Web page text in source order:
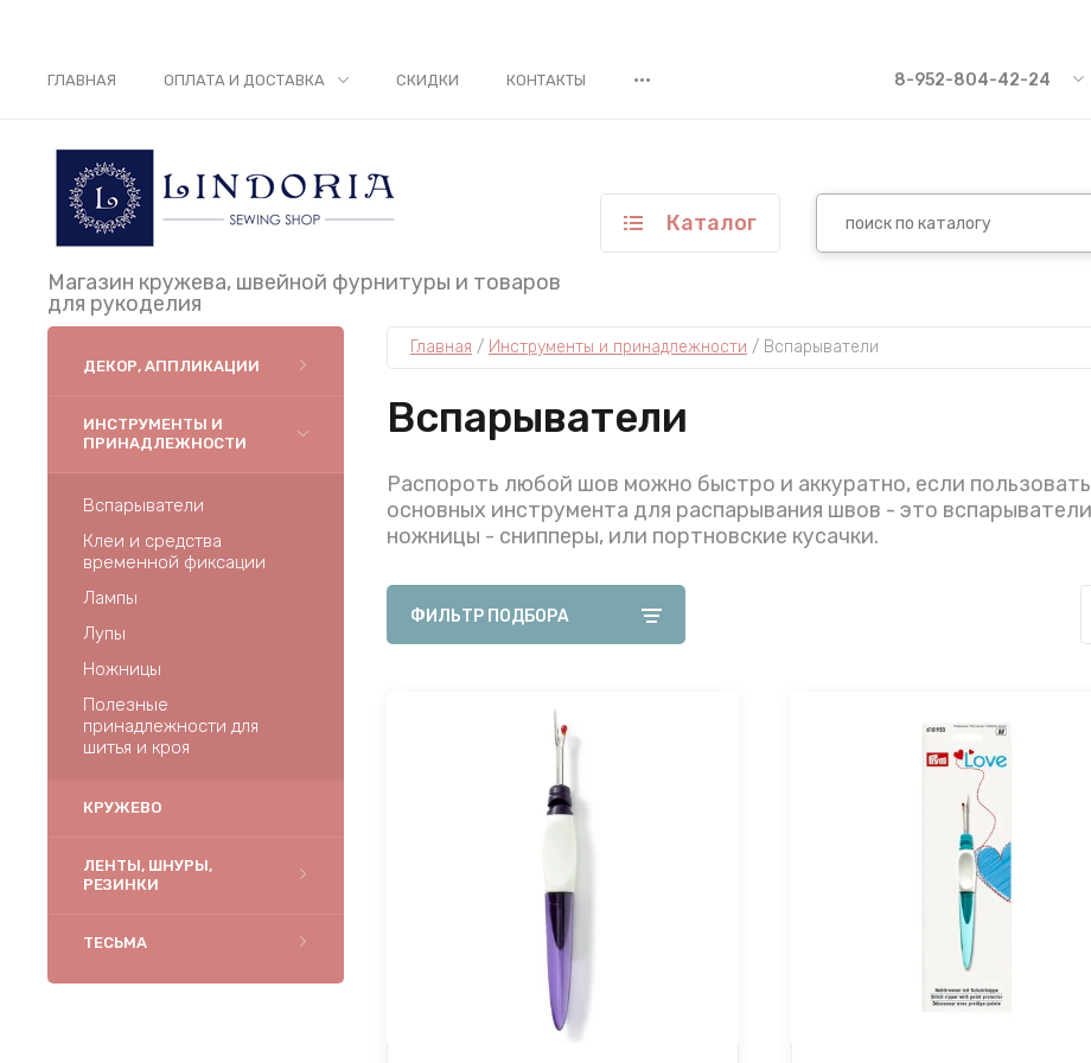
ГЛАВНАЯ ОПЛАТА И ДОСТАВКА СКИДКИ КОНТАКТЫ ••• 8-952-804-42-24
Магазин кружева, швейной фурнитуры и товаров
для рукоделия
Каталог
ДЕКОР, АППЛИКАЦИИ
ИНСТРУМЕНТЫ И
ПРИНАДЛЕЖНОСТИ
Вспарыватели
Клеи и средства
временной фиксации
Лампы
Лупы
Ножницы
Полезные
принадлежности для
шитья и кроя
КРУЖЕВО
ЛЕНТЫ, ШНУРЫ,
РЕЗИНКИ
ТЕСЬМА
Главная / Инструменты и принадлежности / Вспарыватели
Вспарыватели
Распороть любой шов можно быстро и аккуратно, если
основных инструмента для распарывания швов - это
ножницы - снипперы, или портновские кусачки.
ФИЛЬТР ПОДБОРА